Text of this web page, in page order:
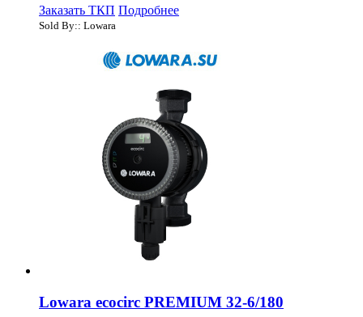
Заказать ТКП Подробнее
Sold By:: Lowara
Lowara ecocirc PREMIUM 32-6/180